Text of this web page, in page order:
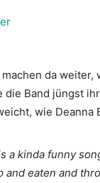
machen da weiter,
die Band jüngst
wie Deanna
is a kinda funny
and eaten and